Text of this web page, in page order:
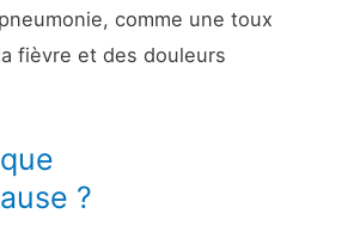
comme une toux
fièvre et des douleurs
?